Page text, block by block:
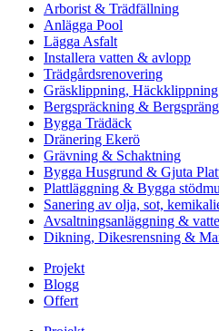
Arborist & Trädfällning
Anlägga Pool
Lägga Asfalt
Installera vatten & avlopp
Trädgårdsrenovering
Gräsklippning,
Bergspräckning &
Bygga Trädäck
Dränering Ekerö
Grävning & Schaktning
Bygga Husgrund & Gjuta
Plattläggning & Bygga
Sanering av olja, sot,
Avsaltningsanläggning &
Dikning, Dikesrensning &
Projekt
Blogg
Offert